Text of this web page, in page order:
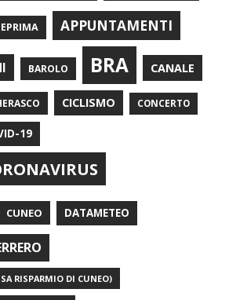
APPUNTAMENTI
BAROLO BRA CANALE
CICLISMO CONCERTO
19
CUNEO DATAMETEO
RISPARMIO DI CUNEO)